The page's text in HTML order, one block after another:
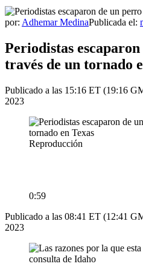
por: Adhemar MedinaPublicada el:
Periodistas
través de un tornado
Publicado a las 15:16 ET (19:16
2023
Reproducción
0:59
Publicado a las 08:41 ET (12:41
2023